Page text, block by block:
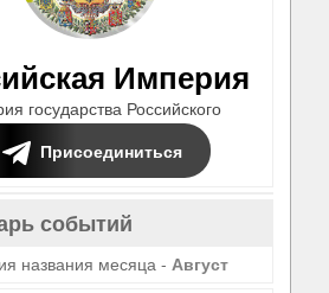
Империя
государства Российского
Присоединиться
событий
названия месяца -Август